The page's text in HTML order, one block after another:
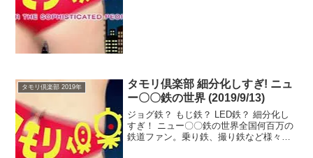
タモリ倶楽部 2019年
タモリ倶楽部 細分化しすぎ! ニュ
ー〇〇鉄の世界 (2019/9/13)
ジョグ鉄？ もじ鉄？ LED鉄？ 細分化し
すぎ！ ニュー〇〇鉄の世界全国何百万の
鉄道ファン。乗り鉄、撮り鉄など様々あ